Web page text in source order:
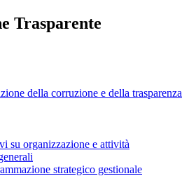
Trasparente
della corruzione e della trasparenza
su organizzazione e attività
strategico gestionale